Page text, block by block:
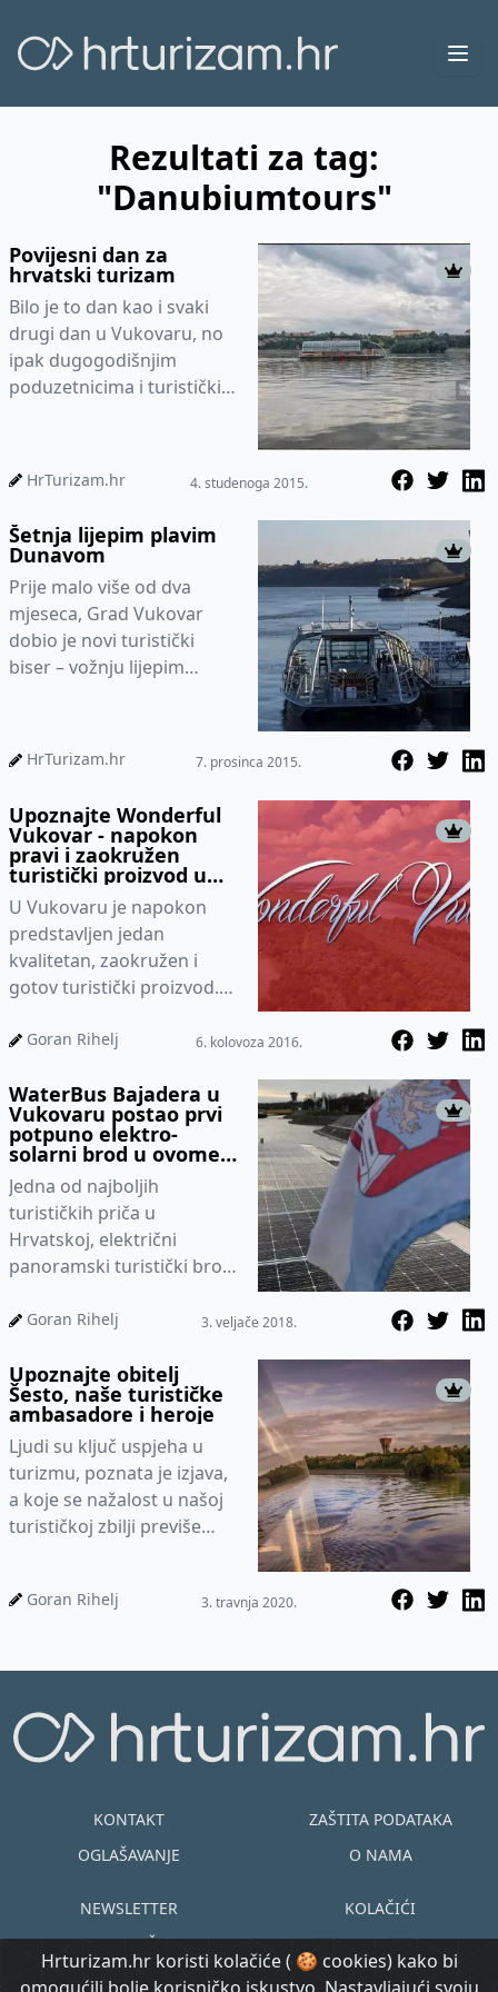
Rezultati za tag:
"Danubiumtours"
Povijesni dan za
hrvatski turizam
Bilo je to dan kao i svaki
drugi dan u Vukovaru, no
ipak dugogodišnjim
poduzetnicima i turističkim
HrTurizam.hr 4. studenoga 2015.
Šetnja lijepim plavim
Dunavom
Prije malo više od dva
mjeseca, Grad Vukovar
dobio je novi turistički
biser – vožnju lijepim
brodu Waterbus B...
HrTurizam.hr 7. prosinca 2015.
Upoznajte Wonderful
Vukovar - napokon
pravi i zaokružen
turistički proizvod u
Vukovaru
U Vukovaru je napokon
predstavljen jedan
kvalitetan, zaokružen i
gotov turistički proizvod.
do lokalne razine i lokalnih
Goran Rihelj 6. kolovoza 2016.
WaterBus Bajadera u
Vukovaru postao prvi
potpuno elektro-
solarni brod u ovome
dijelu Europe i na
cijelom toku Dunava
Jedna od najboljih
turističkih priča u
Hrvatskoj, električni
panoramski turistički brod
Vukovaru zaokružio je
Goran Rihelj 3. veljače 2018.
Upoznajte obitelj
Šesto, naše turističke
ambasadore i heroje
Ljudi su ključ uspjeha u
turizmu, poznata je izjava,
a koje se nažalost u našoj
turističkoj zbilji previše
Goran Rihelj 3. travnja 2020.
Hrturizam.hr koristi kolačiće ( 🍪 cookies) kako bi
KONTAKT
OGLAŠAVANJE
ZAŠTITA PODATAKA
O NAMA
NEWSLETTER
UVJETI KORIŠTENJA
KOLAČIĆI
EN HR